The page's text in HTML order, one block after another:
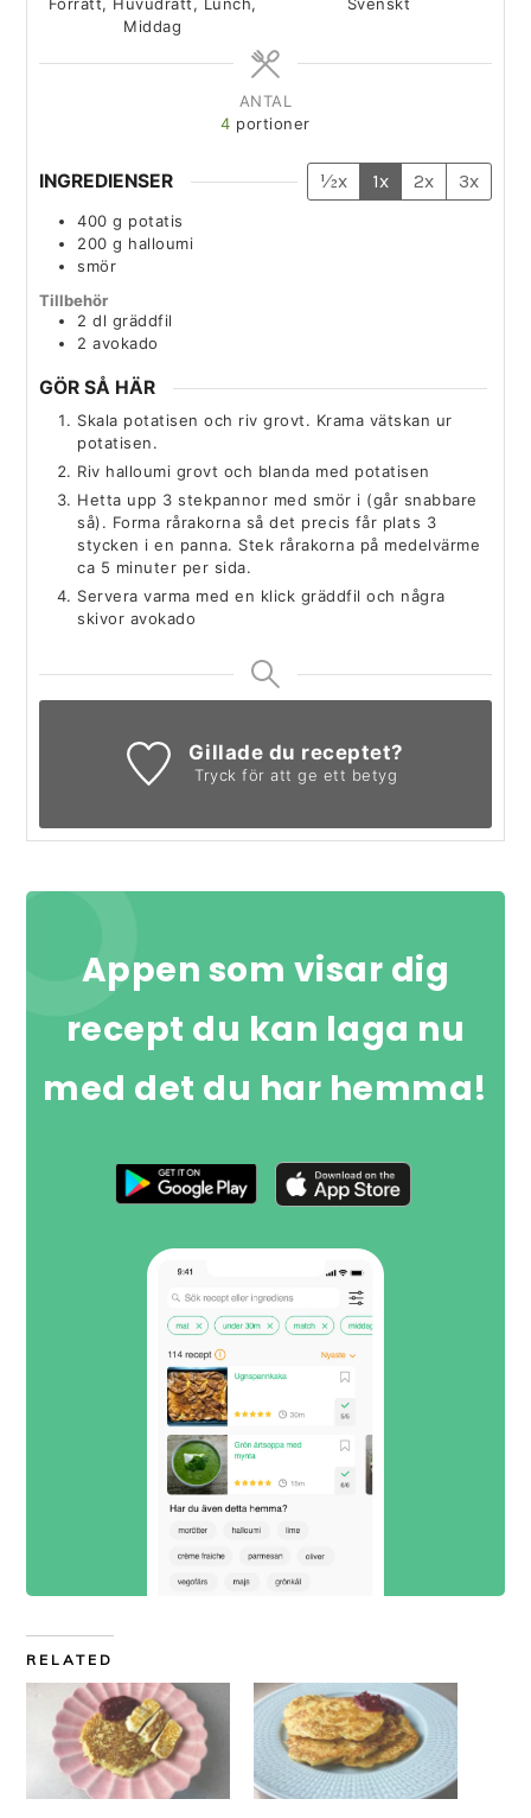
Middag
ANTAL
4 portioner
INGREDIENSER ½x 1x 2x 3x
400 g potatis
200 g halloumi
smör
Tillbehör
2 dl gräddfil
2 avokado
GÖR SÅ HÄR
Skala potatisen och riv grovt. Krama vätskan ur
potatisen.
Riv halloumi grovt och blanda med potatisen
Hetta upp 3 stekpannor med smör i (går snabbare
så). Forma rårakorna så det precis får plats 3
stycken i en panna. Stek rårakorna på medelvärme
ca 5 minuter per sida.
Servera varma med en klick gräddfil och några
skivor avokado
Gillade du receptet?
Tryck för att ge ett betyg
Appen som visar dig
recept du kan laga nu
med det du har hemma!
RELATED